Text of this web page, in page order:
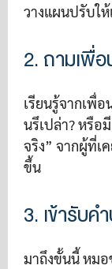
วางแผนปรับใ
2. ถามเพื่อ
เรียนรู้จากเพื่
นรึเปล่า? หรือ
จริง” จากผู้ที่เ
ขึ้น
3. เข้ารับ
มาถึงขั้นนี้ หม